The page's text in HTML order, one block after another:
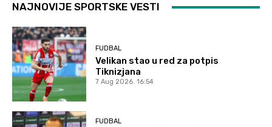
NAJNOVIJE SPORTSKE VESTI
FUDBAL
Velikan stao u red za potpis
Tiknizjana
7 Aug 2026. 16:54
FUDBAL